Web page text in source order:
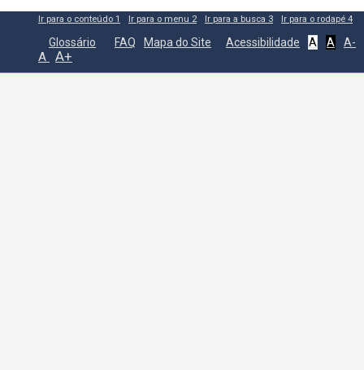
Ir para o conteúdo 1 Ir para o menu 2 Ir para a busca 3 Ir para o rodapé 4
Glossário FAQ Mapa do Site Acessibilidade A A A-
A A+